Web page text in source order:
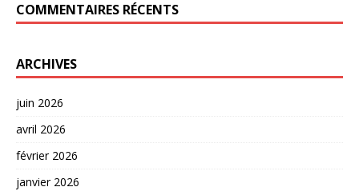
COMMENTAIRES RÉCENTS
ARCHIVES
juin 2026
avril 2026
février 2026
janvier 2026